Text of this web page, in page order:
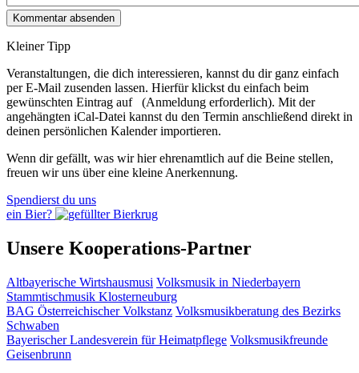
Kleiner Tipp
Veranstaltungen, die dich interessieren, kannst du dir ganz einfach
per E‑Mail zusenden lassen. Hierfür klickst du einfach beim
gewünschten Eintrag auf
(Anmeldung erforderlich). Mit der
angehängten iCal-Datei kannst du den Termin anschließend direkt in
deinen persönlichen Kalender importieren.
Wenn dir gefällt, was wir hier ehrenamtlich auf die Beine stellen,
freuen wir uns über eine kleine Anerkennung.
Spendierst du uns
ein Bier?
Unsere Kooperations-Partner
Altbayerische Wirtshausmusi Volksmusik in Niederbayern
Stammtischmusik Klosterneuburg
BAG Österreichischer Volkstanz Volksmusikberatung des Bezirks
Schwaben
Bayerischer Landesverein für Heimatpflege Volksmusikfreunde
Geisenbrunn